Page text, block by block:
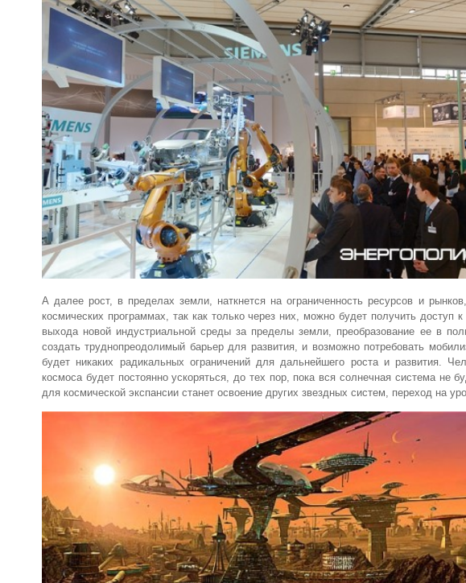
А далее рост, в пределах земли, наткнется на ограниченность ресурсов и
космических программах, так как только через них, можно будет получить
выхода новой индустриальной среды за пределы земли, преобразование ее в
создать труднопреодолимый барьер для развития, и возможно потребовать
будет никаких радикальных ограничений для дальнейшего роста и развития.
космоса будет постоянно ускоряться, до тех пор, пока вся солнечная система
для космической экспансии станет освоение других звездных систем, переход на